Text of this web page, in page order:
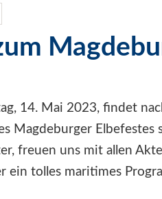
14. Mai 2023, findet
Magdeburger
freuen uns mit allen
ein tolles maritimes